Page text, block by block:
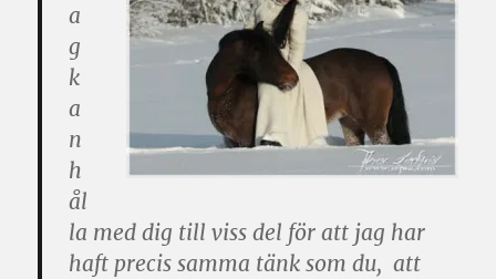
a
g
k
a
n
h
ål
la med dig till viss del för att jag har
haft precis samma tänk som du, att